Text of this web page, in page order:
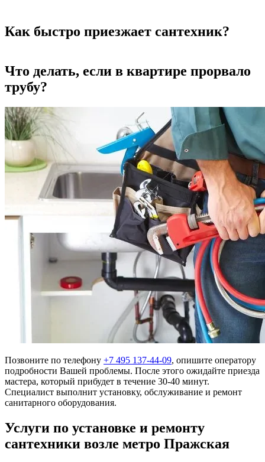
Как быстро приезжает сантехник?
Что делать, если в квартире прорвало
трубу?
Позвоните по телефону +7 495 137-44-09, опишите оператору
подробности Вашей проблемы. После этого ожидайте приезда
мастера, который прибудет в течение 30-40 минут.
Специалист выполнит установку, обслуживание и ремонт
санитарного оборудования.
Услуги по установке и ремонту
сантехники возле метро Пражская